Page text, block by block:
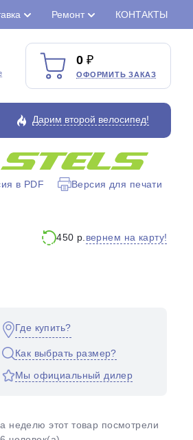
Ремонт КОНТАКТЫ
0
ОФОРМИТЬ ЗАКАЗ
Дарим второй велосипед!
в PDF Версия для печати
450 р. вернем на карту!
Где купить?
Как выбрать размер?
Мы официальный дилер
неделю этот товар посмотрели